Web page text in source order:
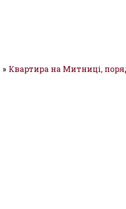
Квартира на Митниці,